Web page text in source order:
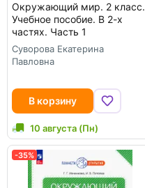
Окружающий мир. 2 класс.
Учебное пособие. В 2-х
частях. Часть 1
Суворова Екатерина
Павловна
В корзину
10 августа (Пн)
-35%